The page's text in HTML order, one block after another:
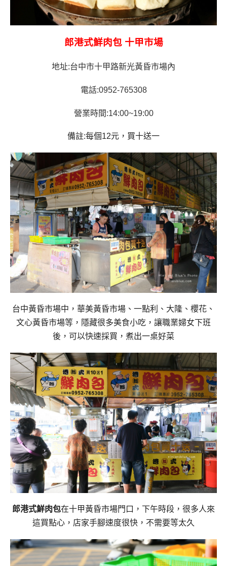
郎港式鮮肉包 十甲市場
地址:台中市十甲路新光黃昏市場內
電話:0952-765308
營業時間:14:00~19:00
備註:每個12元，買十送一
台中黃昏市場中，華美黃昏市場、 一點利、大隆、櫻花、
文心黃昏市場等， 隱藏很多美食小吃，讓職業婦女下班
後，可以快速採買，煮出一桌好菜
郎港式鮮肉包在十甲黃昏市場門口， 下午時段，很多人來
這買點心， 店家手腳速度很快，不需要等太久